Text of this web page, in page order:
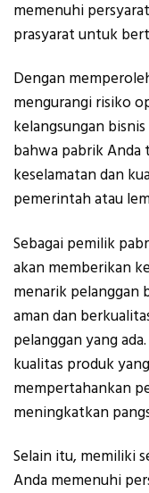
memenuhi
prasyarat untuk
Dengan
mengurangi risiko
kelangsungan
bahwa pabrik Anda
keselamatan dan
pemerintah atau
Sebagai pemilik
akan memberikan
menarik pelanggan
aman dan
pelanggan yang
kualitas produk
mempertahankan
meningkatkan
Selain itu, memiliki
Anda memenuhi